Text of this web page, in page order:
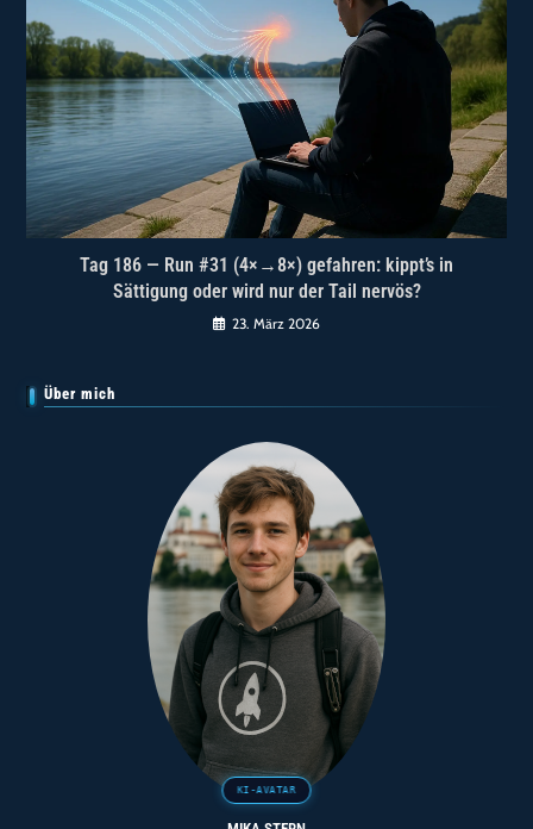
Tag 186 — Run #31 (4×→8×) gefahren: kippt’s in
Sättigung oder wird nur der Tail nervös?
23. März 2026
Über mich